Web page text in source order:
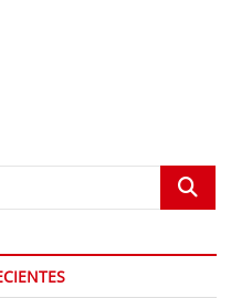
Buscar...